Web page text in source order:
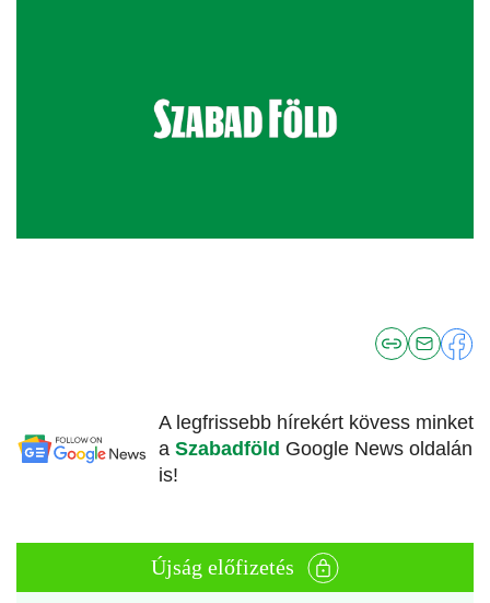
A legfrissebb hírekért kövess minket
a Szabadföld Google News oldalán
is!
Újság előfizetés